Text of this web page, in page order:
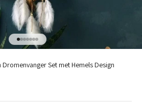
Naar artikel 1
Naar artikel 2
Naar artikel 3
Naar artikel 4
Naar artikel 5
Naar artikel 6
Naar artikel 7
Set met Hemels Design